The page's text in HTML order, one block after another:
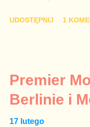
z TVP i TVN nie
Kaczyńskiego.
przedterminowymi
Bezpieczeństwa
UDOSTĘPNIJ 1
Premier
Berlinie i
17 lutego